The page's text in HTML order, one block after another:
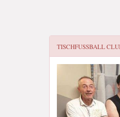
TISCHFUSSBALL